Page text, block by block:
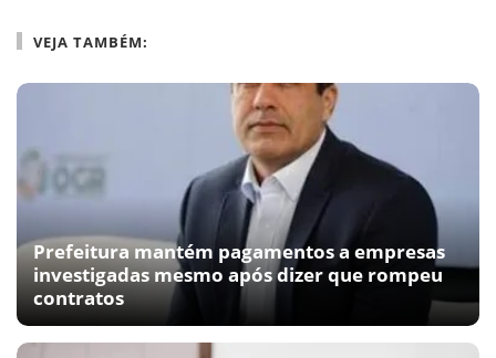
VEJA TAMBÉM:
Prefeitura mantém pagamentos a empresas
investigadas mesmo após dizer que rompeu
contratos